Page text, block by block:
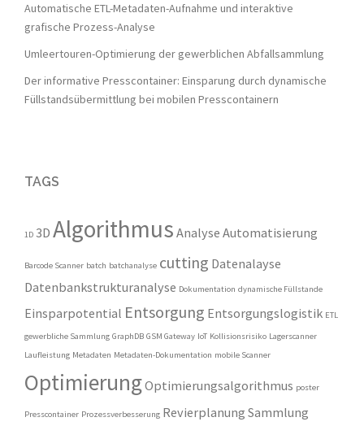
Automatische ETL-Metadaten-Aufnahme und interaktive
grafische Prozess-Analyse
Umleertouren-Optimierung der gewerblichen Abfallsammlung
Der informative Presscontainer: Einsparung durch dynamische
Füllstandsübermittlung bei mobilen Presscontainern
TAGS
1D 3D Algorithmus Analyse Automatisierung
Barcode Scanner batch batchanalyse cutting Datenalayse
Datenbankstrukturanalyse Dokumentation dynamische Füllstande
Einsparpotential Entsorgung Entsorgungslogistik ETL
gewerbliche Sammlung GraphDB GSM Gateway IoT Kollisionsrisiko Lagerscanner
Laufleistung Metadaten Metadaten-Dokumentation mobile Scanner
OptimierungOptimierungsalgorithmus poster
Presscontainer Prozessverbesserung Revierplanung Sammlung